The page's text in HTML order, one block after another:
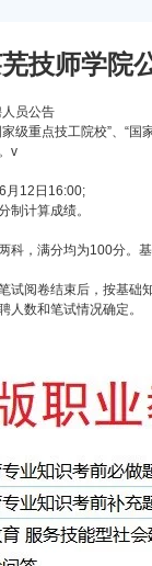
技师学院
员公告
级重点技工院校”、“
v
月12日16:00;
制计算成绩。
科，满分均为100分。
试阅卷结束后，按基
人数和笔试情况确定。